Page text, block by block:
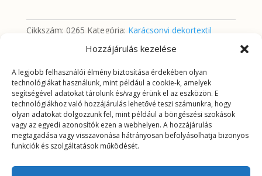
Hozzájárulás kezelése
A legjobb felhasználói élmény biztosítása érdekében olyan
technológiákat használunk, mint például a cookie-k, amelyek
segítségével adatokat tárolunk és/vagy érünk el az eszközön. E
technológiákhoz való hozzájárulás lehetővé teszi számunkra, hogy
olyan adatokat dolgozzunk fel, mint például a böngészési szokások
vagy az egyedi azonosítók ezen a webhelyen. A hozzájárulás
megtagadása vagy visszavonása hátrányosan befolyásolhatja bizonyos
funkciók és szolgáltatások működését.
Cikkszám: 0265 Kategória: Karácsonyi dekortextil
További információk
További információk
Tömeg 0,2625 kg